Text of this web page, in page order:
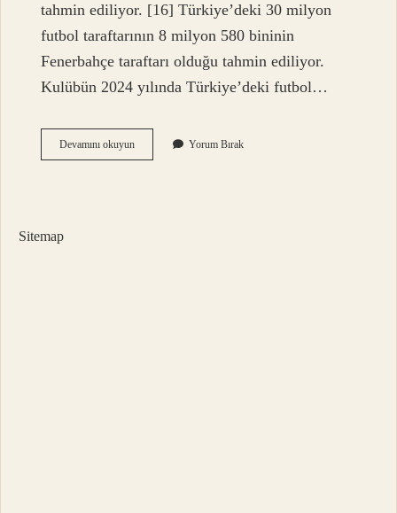
tahmin ediliyor. [16] Türkiye’deki 30 milyon
futbol taraftarının 8 milyon 580 bininin
Fenerbahçe taraftarı olduğu tahmin ediliyor.
Kulübün 2024 yılında Türkiye’deki futbol…
Devamını okuyun4
Büyüklerin
Yorum Bırak
Sitemap